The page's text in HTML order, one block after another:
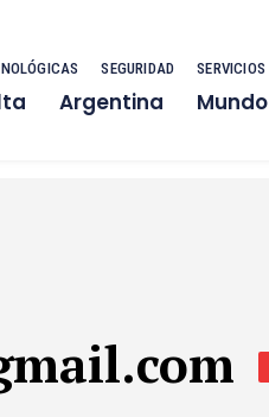
SEGURIDAD SERVICIOS
Argentina Mundo